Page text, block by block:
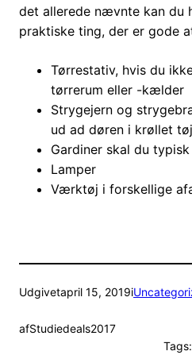
det allerede nævnte kan du
praktiske ting, der er gode
Tørrestativ, hvis du
tørrerum eller -kælder
Strygejern og
ud ad døren i krøllet tøj
Gardiner skal du
Lamper
Værktøj i forskellige
Udgivetapril 15, 2019i
afStudiedeals2017
Tags: